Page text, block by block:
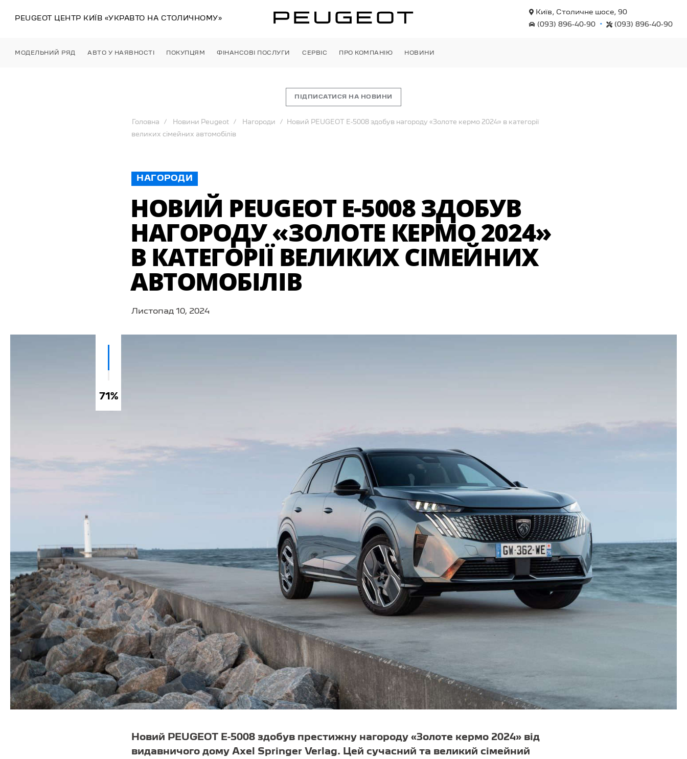
PEUGEOT ЦЕНТР КИЇВ «УКРАВТО НА СТОЛИЧНОМУ»
Київ, Столичне шосе, 90
(093) 896-40-90
• (093) 896-40-90
МОДЕЛЬНИЙ РЯД АВТО У НАЯВНОСТІ ПОКУПЦЯМ ФІНАНСОВІ ПОСЛУГИ СЕРВІС ПРО КОМПАНІЮ НОВИНИ
ПІДПИСАТИСЯ НА НОВИНИ
Головна Новини Peugeot Нагороди Новий PEUGEOT E-5008 здобув нагороду «Золоте кермо 2024» в категорії
великих сімейних автомобілів
НАГОРОДИ
НОВИЙ PEUGEOT E-5008 ЗДОБУВ
НАГОРОДУ «ЗОЛОТЕ КЕРМО 2024»
В КАТЕГОРІЇ ВЕЛИКИХ СІМЕЙНИХ
АВТОМОБІЛІВ
Листопад 10, 2024
71%
Новий PEUGEOT E-5008 здобув престижну нагороду «Золоте кермо 2024» від
видавничого дому Axel Springer Verlag. Цей сучасний та великий сімейний